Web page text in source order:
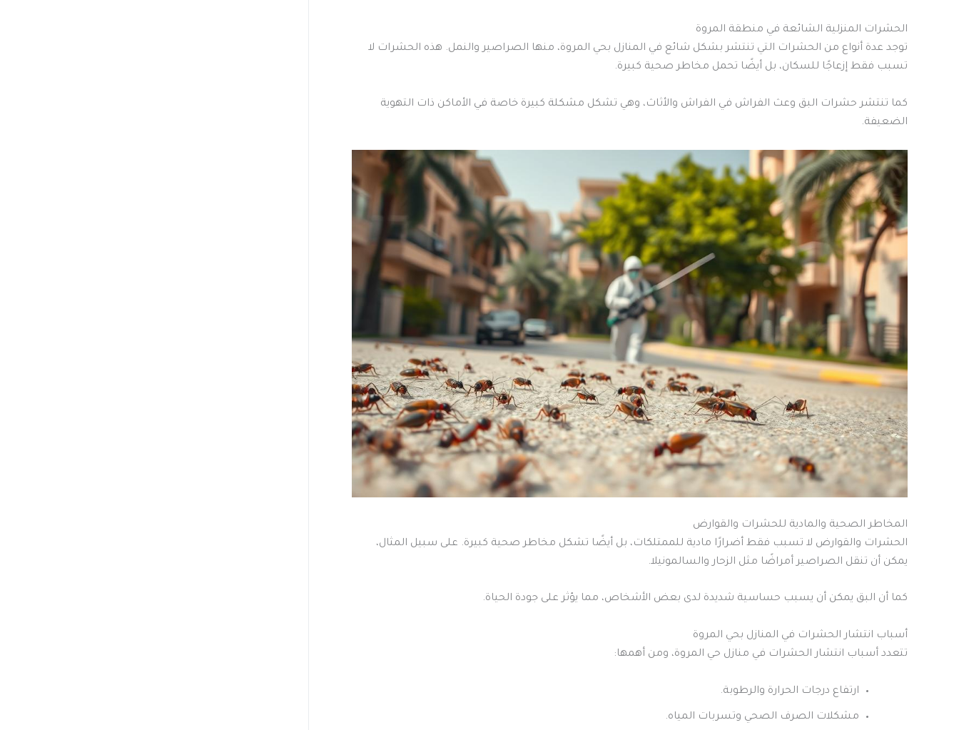
الحشرات المنزلية الشائعة في منطقة المروة
توجد عدة أنواع من الحشرات التي تنتشر بشكل شائع في المنازل بحي المروة، منها الصراصير والنمل. هذه الحشرات لا
تسبب فقط إزعاجًا للسكان، بل أيضًا تحمل مخاطر صحية كبيرة.
كما تنتشر حشرات البق وعث الفراش في الفراش والأثاث، وهي تشكل مشكلة كبيرة خاصة في الأماكن ذات التهوية
الضعيفة.
المخاطر الصحية والمادية للحشرات والقوارض
الحشرات والقوارض لا تسبب فقط أضرارًا مادية للممتلكات، بل أيضًا تشكل مخاطر صحية كبيرة. على سبيل المثال،
يمكن أن تنقل الصراصير أمراضًا مثل الزحار والسالمونيلا.
كما أن البق يمكن أن يسبب حساسية شديدة لدى بعض الأشخاص، مما يؤثر على جودة الحياة.
أسباب انتشار الحشرات في المنازل بحي المروة
تتعدد أسباب انتشار الحشرات في منازل حي المروة، ومن أهمها:
ارتفاع درجات الحرارة والرطوبة.
مشكلات الصرف الصحي وتسربات المياه.